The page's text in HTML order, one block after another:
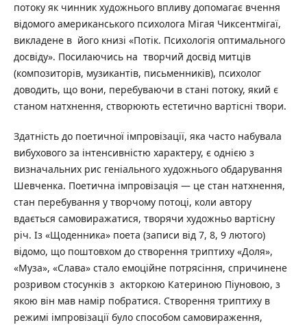
потоку як чинник художнього впливу допомагає вчення
відомого американського психолога Мігая Чиксентмігаї,
викладене в його книзі «Потік. Психологія оптимального
досвіду». Посилаючись на творчий досвід митців
(композиторів, музикантів, письменників), психолог
доводить, що вони, перебуваючи в стані потоку, який є
станом натхнення, створюють естетично вартісні твори.
Здатність до поетичної імпровізації, яка часто набувала
вибухового за інтенсивністю характеру, є однією з
визначальних рис геніального художнього обдарування
Шевченка. Поетична імпровізація — це стан натхнення,
стан перебування у творчому потоці, коли автору
вдається самовиражатися, творячи художньо вартісну
річ. Із «Щоденника» поета (записи від 7, 8, 9 лютого)
відомо, що поштовхом до створення триптиху «Доля»,
«Муза», «Слава» стало емоційне потрясіння, спричинене
розривом стосунків з акторкою Катериною Піуновою, з
якою він мав намір побратися. Створення триптиху в
режимі імпровізації було способом самовираження,